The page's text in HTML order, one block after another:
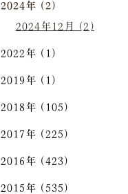
2024年 (2)
2024年12月 (2)
2022年 (1)
2019年 (1)
2018年 (105)
2017年 (225)
2016年 (423)
2015年 (535)